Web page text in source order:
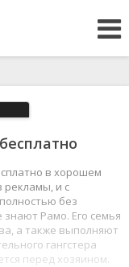
в хорошем
рекламы, и с
без
Рамо. Его семья
а также выполняют
гангстера
перед хозяином.